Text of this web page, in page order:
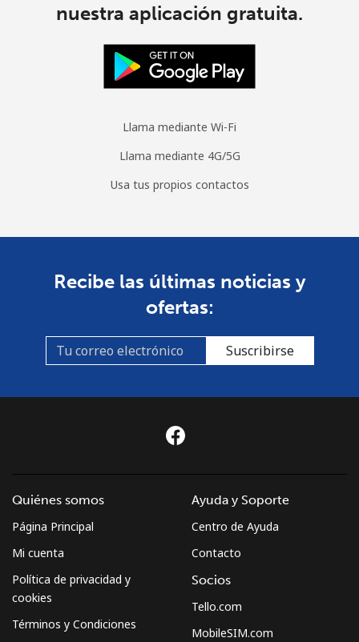
nuestra aplicación gratuita.
Llama mediante Wi-Fi
Llama mediante 4G/5G
Usa tus propios contactos
Recibe las últimas noticias y
ofertas:
Suscribirse
Quiénes somos
Página Principal
Mi cuenta
Política de privacidad y
cookies
Términos y Condiciones
Ayuda y Soporte
Centro de Ayuda
Contacto
Socios
Tello.com
MobileSIM.com